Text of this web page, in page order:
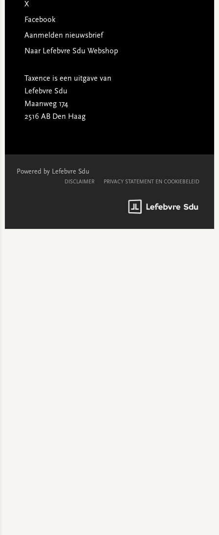
X
Facebook
Aanmelden nieuwsbrief
Naar Lefebvre Sdu Webshop
Taxence is een uitgave van
Lefebvre Sdu
Maanweg 174
2516 AB Den Haag
Powered by Lefebvre Sdu
DISCLAIMER PRIVACY STATEMENT EN COOKIEBELEID